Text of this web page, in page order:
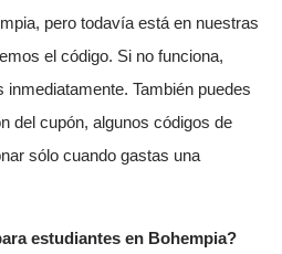
pero todavía está en nuestras
el código. Si no funciona,
También puedes
del cupón, algunos códigos de
sólo cuando gastas una
estudiantes en Bohempia?